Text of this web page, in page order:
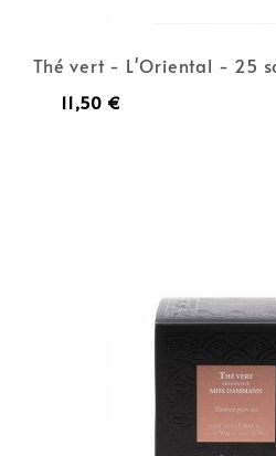
Thé vert - L'Oriental - 25
11,50 €